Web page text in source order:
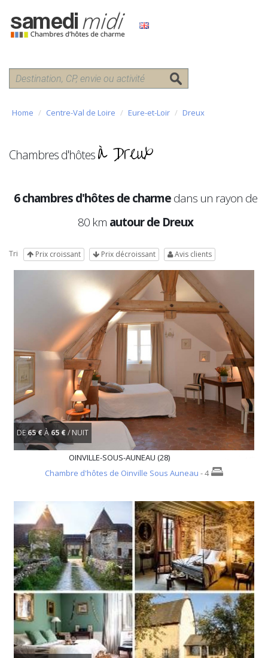
Home Centre-Val de Loire Eure-et-Loir Dreux
Chambres d'hôtesà Dreux
6 chambres d'hôtes de charmedans un rayon de
80 km autour de Dreux
Tri Prix croissant Prix décroissant Avis clients
DE65 €À65 €/ NUIT
OINVILLE-SOUS-AUNEAU (28)
Chambre d'hôtes de Oinville Sous Auneau - 4